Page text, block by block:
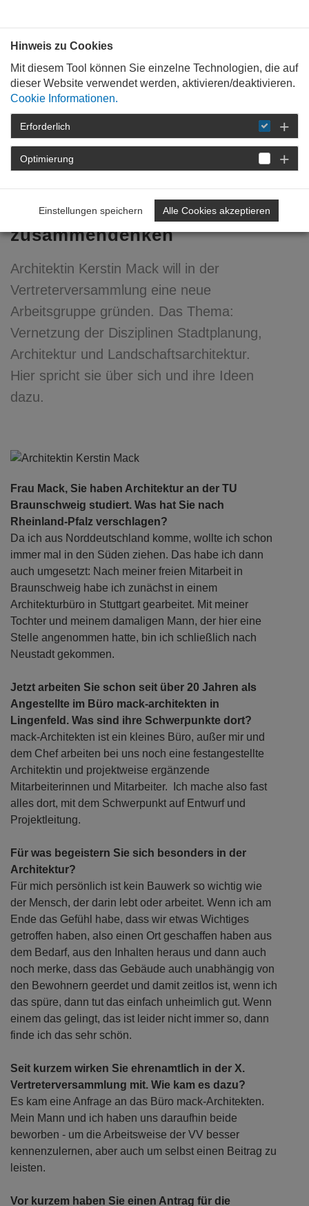
STARTSEITE
DETAIL
Entwerfende Disziplinen
zusammendenken
Architektin Kerstin Mack will in der
Vertreterversammlung eine neue
Arbeitsgruppe gründen. Das Thema:
Vernetzung der Disziplinen Stadtplanung,
Architektur und Landschaftsarchitektur.
Hier spricht sie über sich und ihre Ideen
dazu.
Frau Mack, Sie haben Architektur an der TU
Braunschweig studiert. Was hat Sie nach
Rheinland-Pfalz verschlagen?
Da ich aus Norddeutschland komme, wollte ich schon
immer mal in den Süden ziehen. Das habe ich dann
auch umgesetzt: Nach meiner freien Mitarbeit in
Braunschweig habe ich zunächst in einem
Architekturbüro in Stuttgart gearbeitet. Mit meiner
Tochter und meinem damaligen Mann, der hier eine
Stelle angenommen hatte, bin ich schließlich nach
Neustadt gekommen.
Jetzt arbeiten Sie schon seit über 20 Jahren als
Angestellte im Büro mack-architekten in
Lingenfeld. Was sind ihre Schwerpunkte dort?
mack-Architekten ist ein kleines Büro, außer mir und
dem Chef arbeiten bei uns noch eine festangestellte
Architektin und projektweise ergänzende
Mitarbeiterinnen und Mitarbeiter. Ich mache also fast
alles dort, mit dem Schwerpunkt auf Entwurf und
Projektleitung.
Für was begeistern Sie sich besonders in der
Architektur?
Für mich persönlich ist kein Bauwerk so wichtig wie
der Mensch, der darin lebt oder arbeitet. Wenn ich am
Ende das Gefühl habe, dass wir etwas Wichtiges
getroffen haben, also einen Ort geschaffen haben aus
dem Bedarf, aus den Inhalten heraus und dann auch
noch merke, dass das Gebäude auch unabhängig von
den Bewohnern geerdet und damit zeitlos ist, wenn ich
das spüre, dann tut das einfach unheimlich gut. Wenn
einem das gelingt, das ist leider nicht immer so, dann
finde ich das sehr schön.
Seit kurzem wirken Sie ehrenamtlich in der X.
Vertreterversammlung mit. Wie kam es dazu?
Es kam eine Anfrage an das Büro mack-Architekten.
Mein Mann und ich haben uns daraufhin beide
beworben - um die Arbeitsweise der VV besser
kennenzulernen, aber auch um selbst einen Beitrag zu
leisten.
Vor kurzem haben Sie einen Antrag für die
Hinweis zu Cookies
Mit diesem Tool können Sie einzelne Technologien, die auf
dieser Website verwendet werden, aktivieren/deaktivieren.
Cookie Informationen.
Erforderlich
Optimierung
Einstellungen speichern Alle Cookies akzeptieren